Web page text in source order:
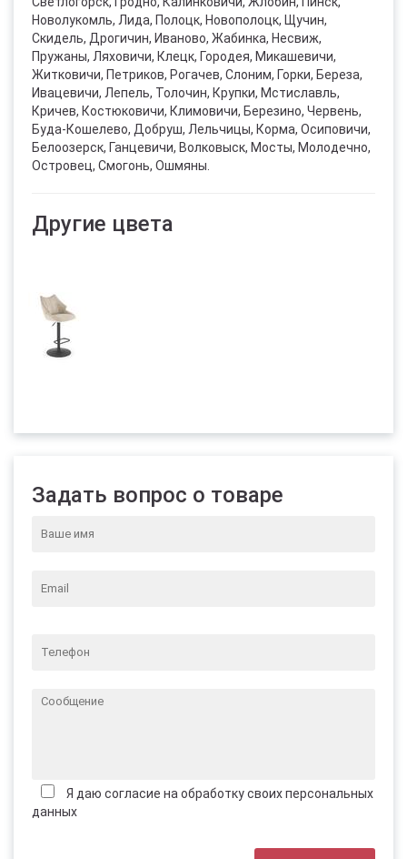
Новолукомль, Лида, Полоцк, Новополоцк, Щучин,
Скидель, Дрогичин, Иваново, Жабинка, Несвиж,
Пружаны, Ляховичи, Клецк, Городея, Микашевичи,
Житковичи, Петриков, Рогачев, Слоним, Горки, Береза,
Ивацевичи, Лепель, Толочин, Крупки, Мстиславль,
Кричев, Костюковичи, Климовичи, Березино, Червень,
Буда-Кошелево, Добруш, Лельчицы, Корма, Осиповичи,
Белоозерск, Ганцевичи, Волковыск, Мосты, Молодечно,
Островец, Смогонь, Ошмяны.
Другие цвета
Задать вопрос о товаре
Я даю согласие на обработку своих персональных
данных